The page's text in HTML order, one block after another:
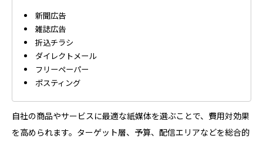
新聞広告
雑誌広告
折込チラシ
ダイレクトメール
フリーペーパー
ポスティング
自社の商品やサービスに最適な紙媒体を選ぶことで、費用対効果
を高められます。ターゲット層、予算、配信エリアなどを総合的